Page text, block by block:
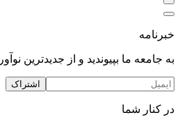
خبرنامه
به جامعه ما بپیوندید و از جدیدترین
اشتراک
در کنار شما